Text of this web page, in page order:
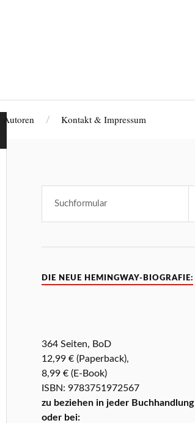
Autoren Kontakt & Impressum
DIE NEUE HEMINGWAY-BIOGRAFIE:
364 Seiten, BoD
12,99 € (Paperback),
8,99 € (E-Book)
ISBN: 9783751972567
zu beziehen in jeder Buchhandlung
oder bei: